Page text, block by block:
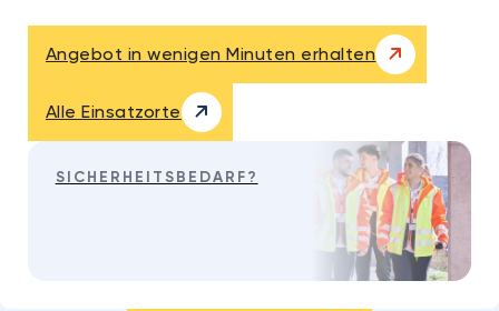
Angebot in wenigen Minuten erhalten
Alle Einsatzorte
SICHERHEITSBEDARF?